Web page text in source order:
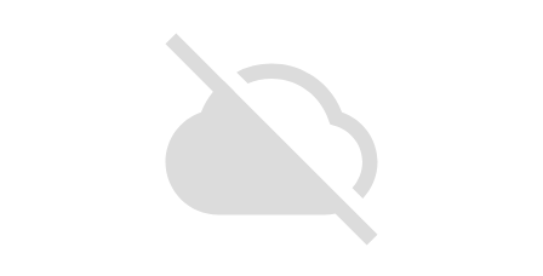
Autoutilitare
Alte tipuri vehicule